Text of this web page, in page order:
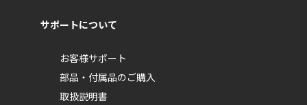
サポートについて
お客様サポート
部品・付属品のご購入
取扱説明書